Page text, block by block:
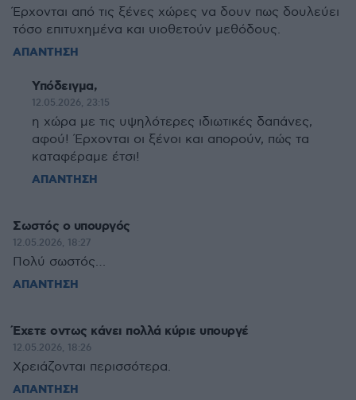
Έρχονται από τις ξένες χώρες να δουν πως δουλεύει
τόσο επιτυχημένα και υιοθετούν μεθόδους.
ΑΠΑΝΤΗΣΗ
Υπόδειγμα,
12.05.2026, 23:15
η χώρα με τις υψηλότερες ιδιωτικές δαπάνες,
αφού! Έρχονται οι ξένοι και απορούν, πώς τα
καταφέραμε έτσι!
ΑΠΑΝΤΗΣΗ
Σωστός ο υπουργός
12.05.2026, 18:27
Πολύ σωστός…
ΑΠΑΝΤΗΣΗ
Έχετε οντως κάνει πολλά κύριε υπουργέ
12.05.2026, 18:26
Χρειάζονται περισσότερα.
ΑΠΑΝΤΗΣΗ